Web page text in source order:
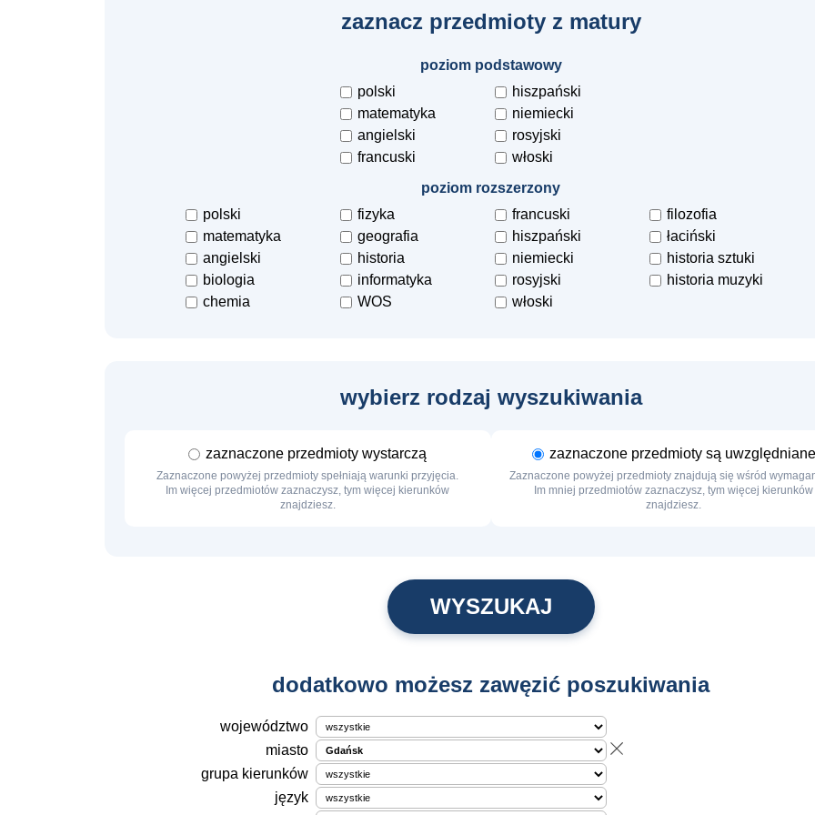
zaznacz przedmioty z matury
poziom podstawowy
polski
matematyka
angielski
francuski
hiszpański
niemiecki
rosyjski
włoski
poziom rozszerzony
polski
matematyka
angielski
biologia
chemia
fizyka
geografia
historia
informatyka
WOS
francuski
hiszpański
niemiecki
rosyjski
włoski
filozofia
łaciński
historia sztuki
historia muzyki
wybierz rodzaj wyszukiwania
zaznaczone przedmioty wystarczą
Zaznaczone powyżej przedmioty spełniają warunki przyjęcia.
Im więcej przedmiotów zaznaczysz, tym więcej kierunków
znajdziesz.
zaznaczone przedmioty są uwzględniane
Zaznaczone powyżej przedmioty znajdują się wśród
Im mniej przedmiotów zaznaczysz, tym więcej kierunków
znajdziesz.
dodatkowo możesz zawęzić poszukiwania
województwo
miasto
grupa kierunków
język